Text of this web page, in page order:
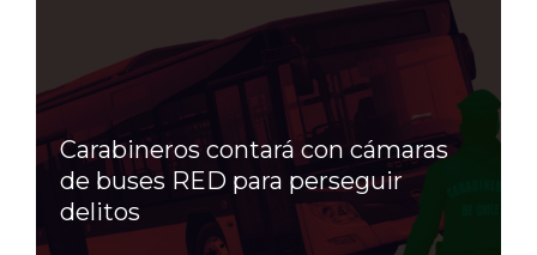
Carabineros contará con cámaras
de buses RED para perseguir
delitos